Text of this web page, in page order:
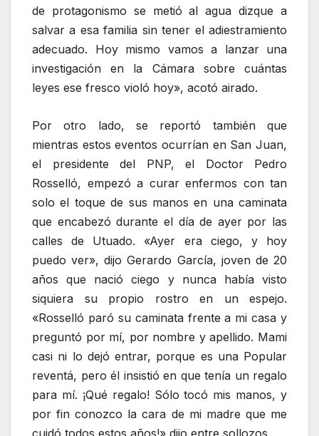
de protagonismo se metió al agua dizque a
salvar a esa familia sin tener el adiestramiento
adecuado. Hoy mismo vamos a lanzar una
investigación en la Cámara sobre cuántas
leyes ese fresco violó hoy», acotó airado.
Por otro lado, se reportó también que
mientras estos eventos ocurrían en San Juan,
el presidente del PNP, el Doctor Pedro
Rosselló, empezó a curar enfermos con tan
solo el toque de sus manos en una caminata
que encabezó durante el día de ayer por las
calles de Utuado. «Ayer era ciego, y hoy
puedo ver», dijo Gerardo García, joven de 20
años que nació ciego y nunca había visto
siquiera su propio rostro en un espejo.
«Rosselló paró su caminata frente a mi casa y
preguntó por mí, por nombre y apellido. Mami
casi ni lo dejó entrar, porque es una Popular
reventá, pero él insistió en que tenía un regalo
para mí. ¡Qué regalo! Sólo tocó mis manos, y
por fin conozco la cara de mi madre que me
cuidó todos estos años!» dijo entre sollozos.